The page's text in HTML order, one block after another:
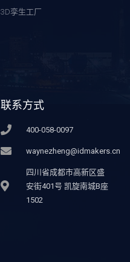
3D孪生工厂
联系方式
400-058-0097
waynezheng@idmakers.cn
四川省成都市高新区盛
安街401号 凯旋南城B座
1502